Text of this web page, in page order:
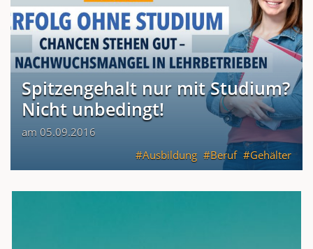
Spitzengehalt nur mit Studium?
Nicht unbedingt!
am 05.09.2016
Ausbildung
Beruf Gehälter